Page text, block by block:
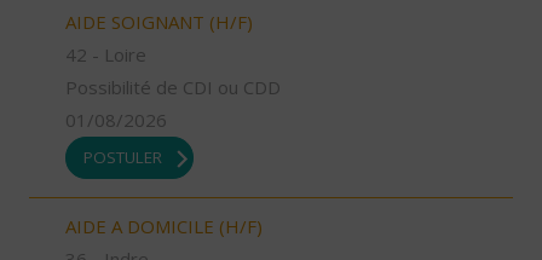
AIDE SOIGNANT (H/F)
42 - Loire
Possibilité de CDI ou CDD
01/08/2026
POSTULER
AIDE A DOMICILE (H/F)